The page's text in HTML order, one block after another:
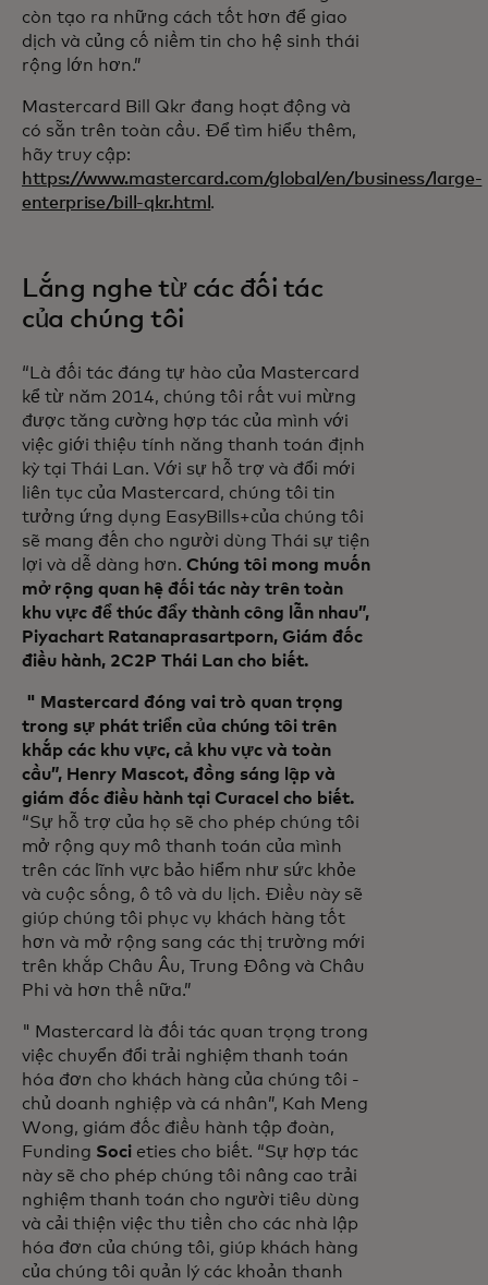
còn tạo ra những cách tốt hơn để giao
dịch và củng cố niềm tin cho hệ sinh thái
rộng lớn hơn.”
Mastercard Bill Qkr đang hoạt động và
có sẵn trên toàn cầu. Để tìm hiểu thêm,
hãy truy cập:
https://www.mastercard.com/global/en/business/large-
enterprise/bill-qkr.html .
Lắng nghe từ các đối tác
của chúng tôi
“Là đối tác đáng tự hào của Mastercard
kể từ năm 2014, chúng tôi rất vui mừng
được tăng cường hợp tác của mình với
việc giới thiệu tính năng thanh toán định
kỳ tại Thái Lan. Với sự hỗ trợ và đổi mới
liên tục của Mastercard, chúng tôi tin
tưởng ứng dụng EasyBills+của chúng tôi
sẽ mang đến cho người dùng Thái sự tiện
lợi và dễ dàng hơn. Chúng tôi mong muốn
mở rộng quan hệ đối tác này trên toàn
khu vực để thúc đẩy thành công lẫn nhau”,
Piyachart Ratanaprasartporn, Giám đốc
điều hành, 2C2P Thái Lan cho biết.
" Mastercard đóng vai trò quan trọng
trong sự phát triển của chúng tôi trên
khắp các khu vực, cả khu vực và toàn
cầu”, Henry Mascot, đồng sáng lập và
giám đốc điều hành tại Curacel cho biết.
“Sự hỗ trợ của họ sẽ cho phép chúng tôi
mở rộng quy mô thanh toán của mình
trên các lĩnh vực bảo hiểm như sức khỏe
và cuộc sống, ô tô và du lịch. Điều này sẽ
giúp chúng tôi phục vụ khách hàng tốt
hơn và mở rộng sang các thị trường mới
trên khắp Châu Âu, Trung Đông và Châu
Phi và hơn thế nữa.”
" Mastercard là đối tác quan trọng trong
việc chuyển đổi trải nghiệm thanh toán
hóa đơn cho khách hàng của chúng tôi -
chủ doanh nghiệp và cá nhân”, Kah Meng
Wong, giám đốc điều hành tập đoàn,
Funding Soci eties cho biết. “Sự hợp tác
này sẽ cho phép chúng tôi nâng cao trải
nghiệm thanh toán cho người tiêu dùng
và cải thiện việc thu tiền cho các nhà lập
hóa đơn của chúng tôi, giúp khách hàng
của chúng tôi quản lý các khoản thanh